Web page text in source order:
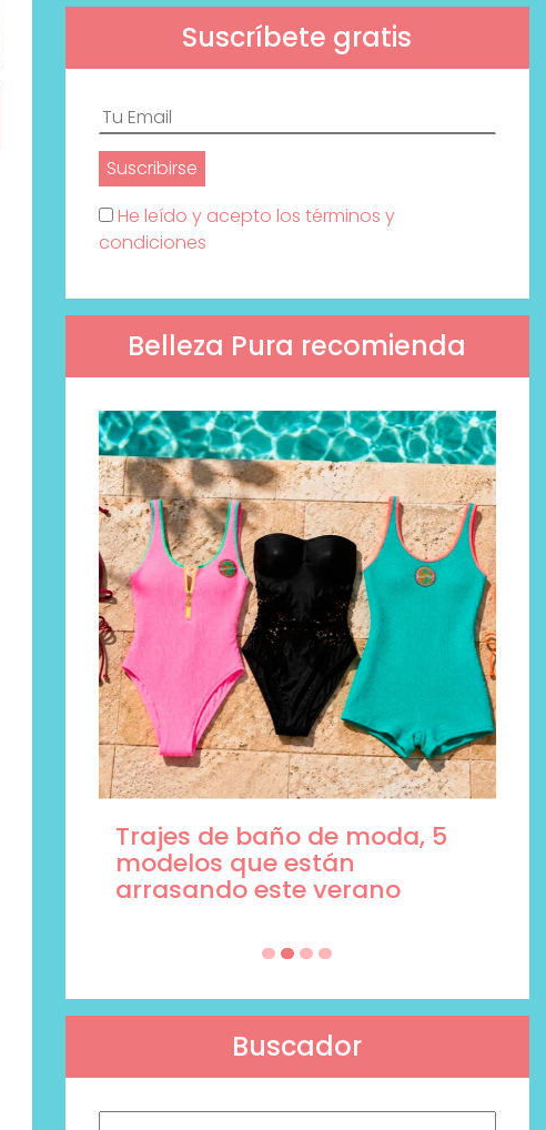
Suscríbete gratis
He leído y acepto los términos y
condiciones
Belleza Pura recomienda
Trajes de baño de moda, 5
modelos que están
arrasando este verano
Buscador